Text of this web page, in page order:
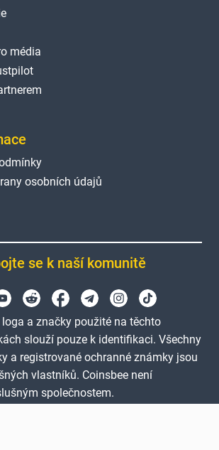
média
osobních údajů
se k naší komunitě
a značky použité na těchto
slouží pouze k identifikaci. Všechny
a registrované ochranné známky jsou
vlastníků. Coinsbee není
společnostem.